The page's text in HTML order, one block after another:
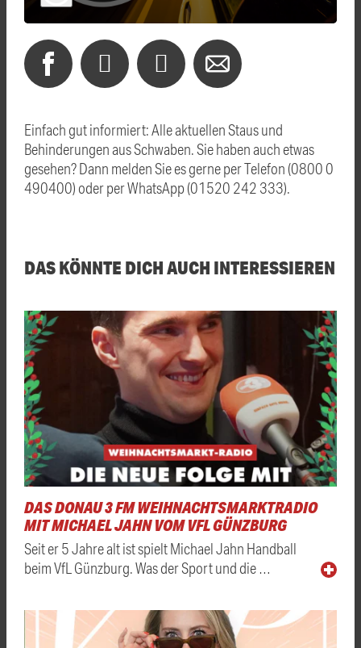
Einfach gut informiert: Alle aktuellen Staus und
Behinderungen aus Schwaben. Sie haben auch etwas
gesehen? Dann melden Sie es gerne per Telefon (0800 0
490400) oder per WhatsApp (01520 242 333).
DAS KÖNNTE DICH AUCH INTERESSIEREN
DAS DONAU 3 FM WEIHNACHTSMARKTRADIO
MIT MICHAEL JAHN VOM VFL GÜNZBURG
Seit er 5 Jahre alt ist spielt Michael Jahn Handball
beim VfL Günzburg. Was der Sport und die …